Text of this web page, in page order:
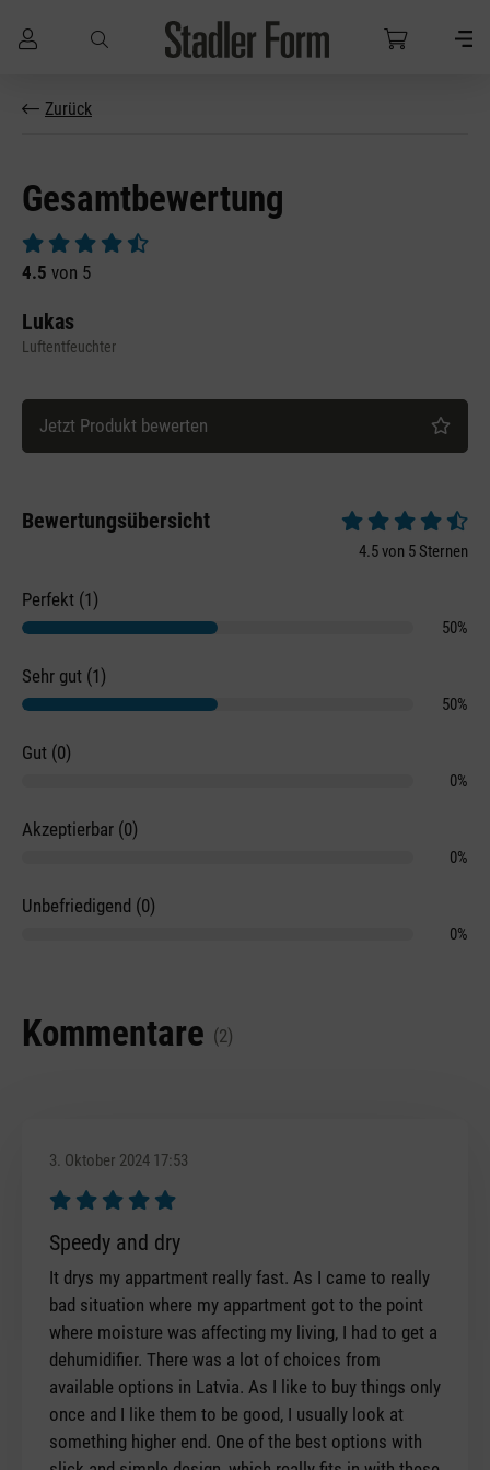
Zum Hauptinhalt springen
Zurück
Gesamtbewertung
Durchschnittliche Bewertung von 4.5 von 5 Sternen
4.5 von 5
Lukas
Luftentfeuchter
Jetzt Produkt bewerten
Bewertungsübersicht
Durchschnittliche
4.5 von 5 Sternen
Perfekt (1)
50%
Sehr gut (1)
50%
Gut (0)
0%
Akzeptierbar (0)
0%
Unbefriedigend (0)
0%
Kommentare (2)
3. Oktober 2024 17:53
Bewertung mit 5 von 5 Sternen
Speedy and dry
It drys my appartment really fast. As I came to really
bad situation where my appartment got to the point
where moisture was affecting my living, I had to get a
dehumidifier. There was a lot of choices from
available options in Latvia. As I like to buy things only
once and I like them to be good, I usually look at
something higher end. One of the best options with